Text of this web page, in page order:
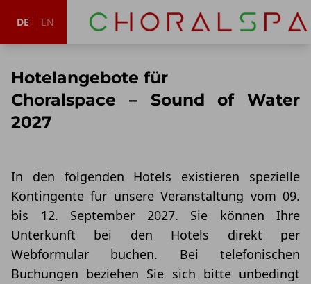
DE EN
Hotelangebote für
Choralspace – Sound of Water
2027
In den folgenden Hotels existieren spezielle
Kontingente für unsere Veranstaltung vom 09.
bis 12. September 2027. Sie können Ihre
Unterkunft bei den Hotels direkt per
Webformular buchen. Bei telefonischen
Buchungen beziehen Sie sich bitte unbedingt